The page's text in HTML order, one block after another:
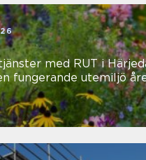
med RUT i
fungerande utemiljö